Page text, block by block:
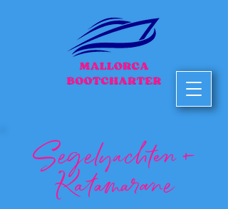
Segelyachten +
Katamarane